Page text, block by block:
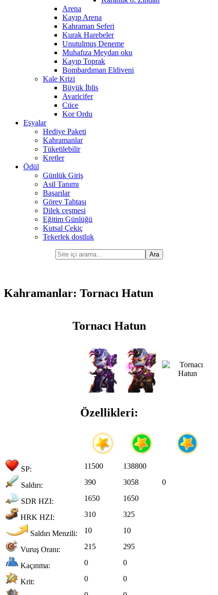
Arena
Kayıp Arena
Kahraman Seferi
Kurak Harebeler
Unutulmuş Deneme
Muhafıza Meydan oku
Kayıp Toprak
Bombardıman Eldiveni
Kale Krizi
Büyük İblis
Avaricifer
Cüce
Kor Ordu
Eşyalar
Hediye Paketi
Kahramanlar
Tüketilebilir
Kretler
Ödül
Günlük Giriş
Asil Tanımı
Başarılar
Görev Tahtası
Dilek çeşmesi
Eğitim Günlüğü
Kutsal Çekiç
Tekerlek dostluk
Kahramanlar: Tornacı Hatun
Tornacı Hatun
Özellikleri:
SP: 11500 138800
Saldırı: 390 3058 0
SDR HZI: 1650 1650
HRK HZI: 310 325
Saldırı Menzili: 10 10
Vuruş Oranı: 215 295
Kaçınma: 0 0
Krit: 0 0